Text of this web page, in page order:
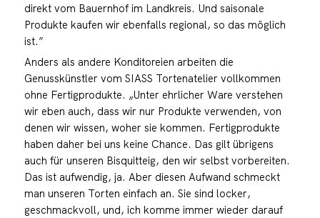
direkt vom Bauernhof im Landkreis. Und saisonale
Produkte kaufen wir ebenfalls regional, so das möglich
ist.”
Anders als andere Konditoreien arbeiten die
Genusskünstler vom SIASS Tortenatelier vollkommen
ohne Fertigprodukte. „Unter ehrlicher Ware verstehen
wir eben auch, dass wir nur Produkte verwenden, von
denen wir wissen, woher sie kommen. Fertigprodukte
haben daher bei uns keine Chance. Das gilt übrigens
auch für unseren Bisquitteig, den wir selbst vorbereiten.
Das ist aufwendig, ja. Aber diesen Aufwand schmeckt
man unseren Torten einfach an. Sie sind locker,
geschmackvoll, und, ich komme immer wieder darauf